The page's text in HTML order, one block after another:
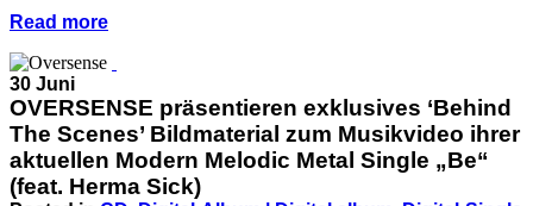
Read more
30 Juni
OVERSENSE präsentieren exklusives ‘Behind
The Scenes’ Bildmaterial zum Musikvideo ihrer
aktuellen Modern Melodic Metal Single „Be“
(feat. Herma Sick)